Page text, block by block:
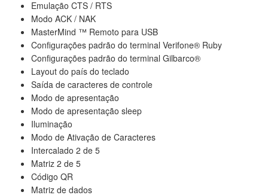
Emulação CTS / RTS
Modo ACK / NAK
MasterMind ™ Remoto para USB
Configurações padrão do terminal Verifone® Ruby
Configurações padrão do terminal Gilbarco®
Layout do país do teclado
Saída de caracteres de controle
Modo de apresentação
Modo de apresentação sleep
Iluminação
Modo de Ativação de Caracteres
Intercalado 2 de 5
Matriz 2 de 5
Código QR
Matriz de dados